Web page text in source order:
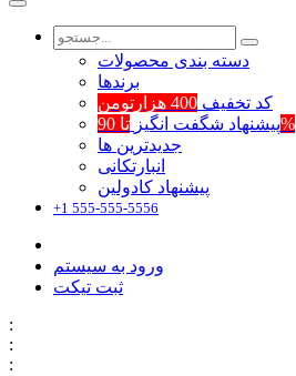
دسته بندی محصولات
برند‌ها
کد تخفیف 400 هزارتومن
پیشنهاد شگفت انگیزتا 90%
جدیدترین ها
انبارتکانی
پیشنهاد کادولین
+1 555-555-5556
ورود به سیستم
ثبت تیکت
:
:
: